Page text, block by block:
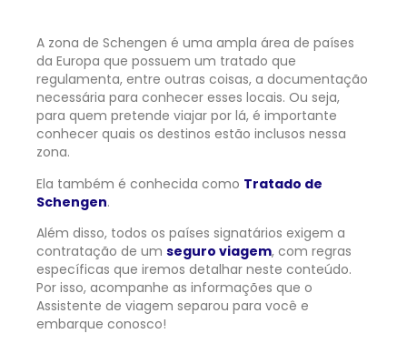
A zona de Schengen é uma ampla área de países
da Europa que possuem um tratado que
regulamenta, entre outras coisas, a documentação
necessária para conhecer esses locais. Ou seja,
para quem pretende viajar por lá, é importante
conhecer quais os destinos estão inclusos nessa
zona.
Ela também é conhecida como Tratado de
Schengen.
Além disso, todos os países signatários exigem a
contratação de um seguro viagem, com regras
específicas que iremos detalhar neste conteúdo.
Por isso, acompanhe as informações que o
Assistente de viagem separou para você e
embarque conosco!